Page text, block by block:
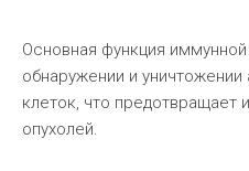
Основная функция
обнаружении и
клеток, что предотвращает
опухолей.